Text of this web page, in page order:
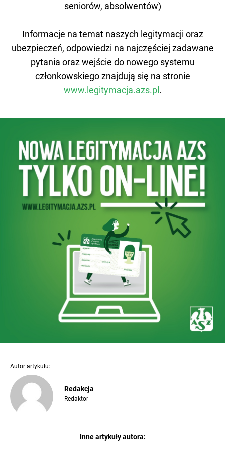
seniorów, absolwentów)
Informacje na temat naszych legitymacji oraz
ubezpieczeń, odpowiedzi na najczęściej zadawane
pytania oraz wejście do nowego systemu
członkowskiego znajdują się na stronie
www.legitymacja.azs.pl .
Autor artykułu:
Redakcja
Redaktor
Inne artykuły autora: